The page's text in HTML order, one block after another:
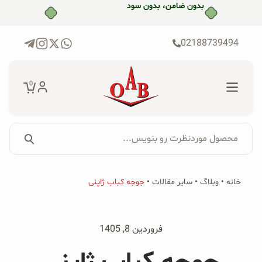
بدون ضامن، بدون سود
02188739494
0
برای:
جستجو...
پکیج‌ها
محصولات ارگانیک
محصول موردنظرت رو بنویس...
خانه • وبلاگ • سایر مقالات • جوجه کباب ژاپنی
فروردین 8, 1405